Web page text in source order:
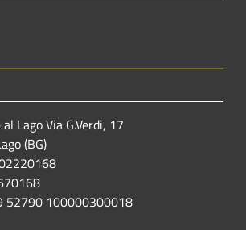
Lago Via G.Verdi, 17
(BG)
52790 100000300018